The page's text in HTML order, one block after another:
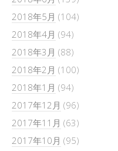
2018年5月 (104)
2018年4月 (94)
2018年3月 (88)
2018年2月 (100)
2018年1月 (94)
2017年12月 (96)
2017年11月 (63)
2017年10月 (95)